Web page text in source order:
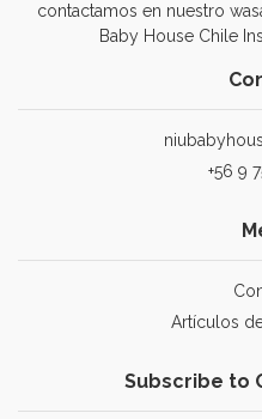
contactamos en nuestro
Baby House Chile
+56 9
Artículos
Subscribe to